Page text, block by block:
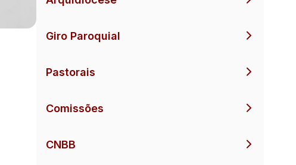
Giro Paroquial
Pastorais
Comissões
CNBB